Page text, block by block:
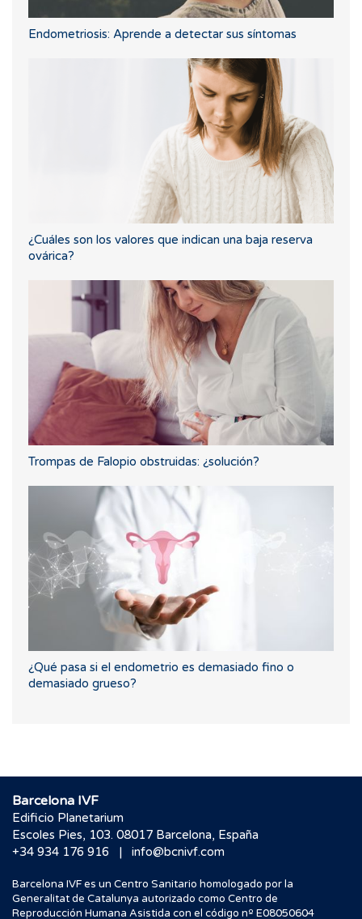
Endometriosis: Aprende a detectar sus síntomas
¿Cuáles son los valores que indican una baja reserva
ovárica?
Trompas de Falopio obstruidas: ¿solución?
¿Qué pasa si el endometrio es demasiado fino o
demasiado grueso?
Barcelona IVF
Edificio Planetarium
Escoles Pies, 103. 08017 Barcelona, España
+34 934 176 916
| info@bcnivf.com
Barcelona IVF es un Centro Sanitario homologado por la
Generalitat de Catalunya autorizado como Centro de
Reproducción Humana Asistida con el código nº E08050604